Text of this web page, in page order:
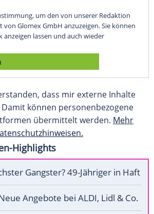
um den von unserer Redaktion
Glomex GmbH anzuzeigen. Sie können
anzeigen lassen und auch wieder
dass mir externe Inhalte
können personenbezogene
übermittelt werden. Mehr
Highlights
Gangster? 49-Jähriger in Haft
Angebote bei ALDI, Lidl & Co.